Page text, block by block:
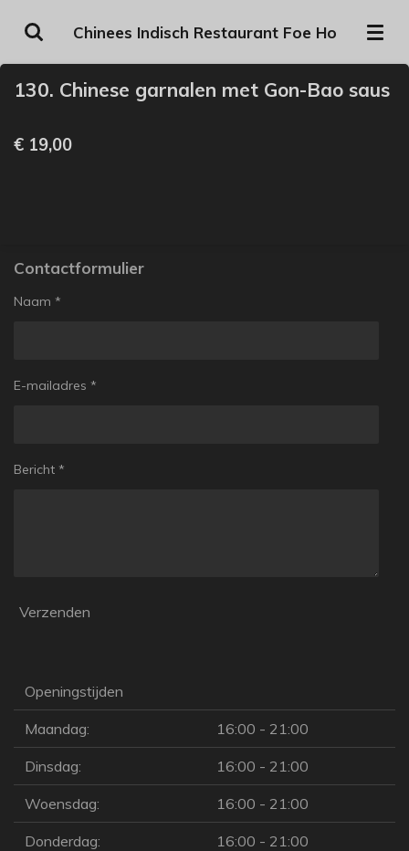
direct
naar
de
Chinees Indisch Restaurant Foe Ho
130. Chinese garnalen met Gon-Bao saus
€ 19,00
Contactformulier
Naam *
E-mailadres *
Bericht *
Verzenden
Openingstijden
Maandag: 16:00 - 21:00
Dinsdag: 16:00 - 21:00
Woensdag: 16:00 - 21:00
Donderdag: 16:00 - 21:00